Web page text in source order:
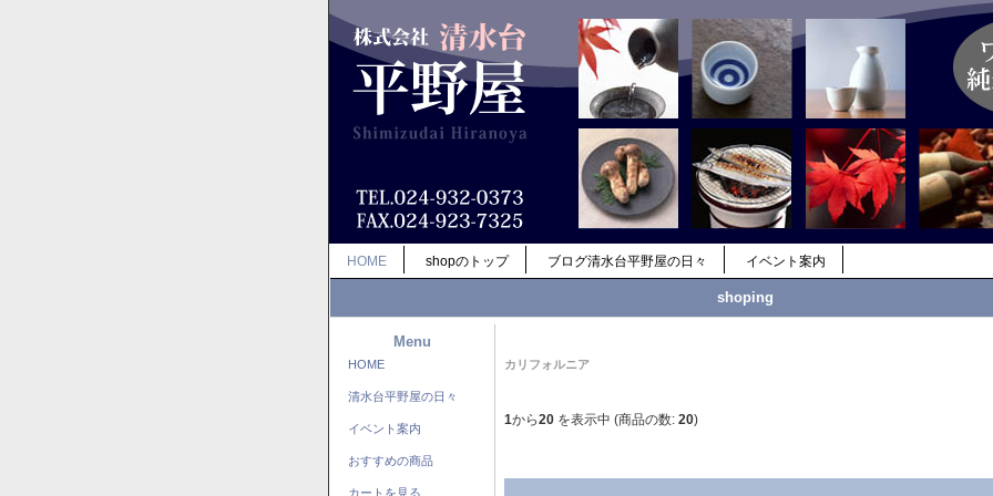
HOME shopのトップ ブログ清水台平野屋の日々 イベント案内
shoping
Menu
HOME
清水台平野屋の日々
イベント案内
おすすめの商品
カートを見る
カリフォルニア
1から20 を表示中 (商品の数: 20)